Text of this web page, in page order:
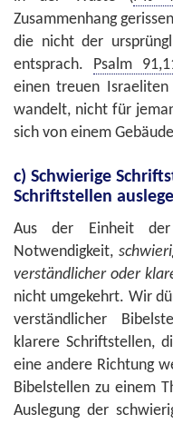
Zusammenhang
die nicht der
entsprach.
Psalm
einen treuen
wandelt, nicht für
sich von einem
c) Schwierige
Schriftstellen
Aus der Einheit
Notwendigkeit,
verständlicher oder
nicht umgekehrt. Wir
verständlicher
klarere Schriftstellen,
eine andere Richtung
Bibelstellen zu einem
Auslegung der